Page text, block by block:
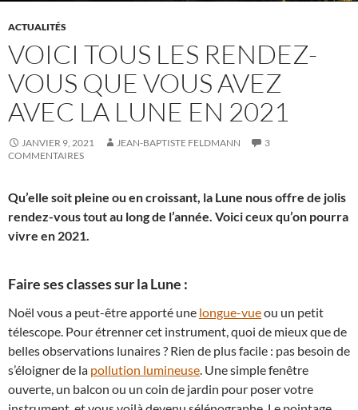
ACTUALITÉS
VOICI TOUS LES RENDEZ-
VOUS QUE VOUS AVEZ
AVEC LA LUNE EN 2021
JANVIER 9, 2021 JEAN-BAPTISTE FELDMANN
3
COMMENTAIRES
Qu’elle soit pleine ou en croissant, la Lune nous offre de jolis
rendez-vous tout au long de l’année. Voici ceux qu’on pourra
vivre en 2021.
Faire ses classes sur la Lune :
Noël vous a peut-être apporté une longue-vueou un petit
télescope. Pour étrenner cet instrument, quoi de mieux que de
belles observations lunaires ? Rien de plus facile : pas besoin de
s’éloigner de la pollution lumineuse. Une simple fenêtre
ouverte, un balcon ou un coin de jardin pour poser votre